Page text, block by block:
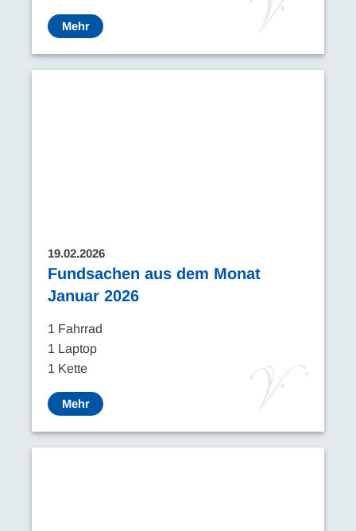
Mehr
19.02.2026
Fundsachen aus dem Monat
Januar 2026
1 Fahrrad
1 Laptop
1 Kette
Mehr